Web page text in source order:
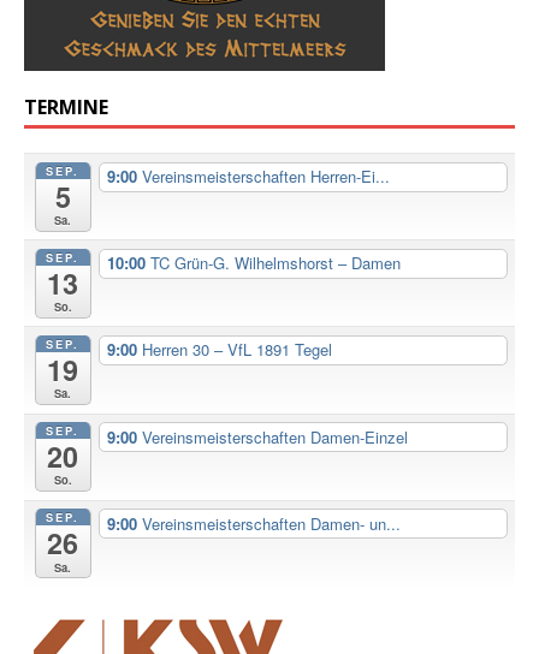
TERMINE
SEP.
5
Sa.
9:00 Vereinsmeisterschaften Herren-Ei...
SEP.
13
So.
10:00 TC Grün-G. Wilhelmshorst – Damen
SEP.
19
Sa.
9:00 Herren 30 – VfL 1891 Tegel
SEP.
20
So.
9:00 Vereinsmeisterschaften Damen-Einzel
SEP.
26
Sa.
9:00 Vereinsmeisterschaften Damen- un...